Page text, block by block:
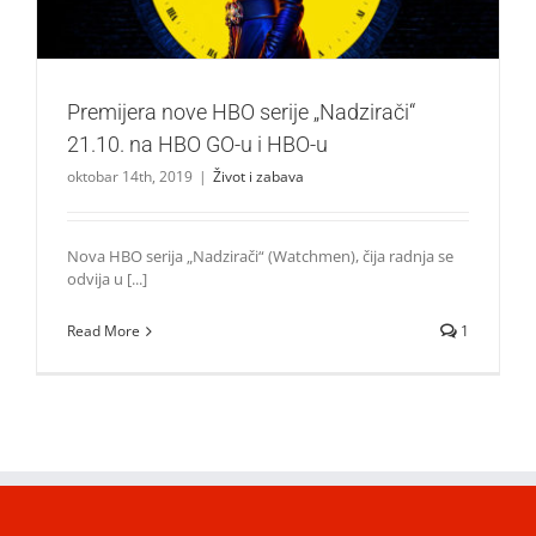
Premijera nove HBO serije „Nadzirači“
21.10. na HBO GO-u i HBO-u
oktobar 14th, 2019 | Život i zabava
Nova HBO serija „Nadzirači“ (Watchmen), čija radnja se
odvija u [...]
Read More 1